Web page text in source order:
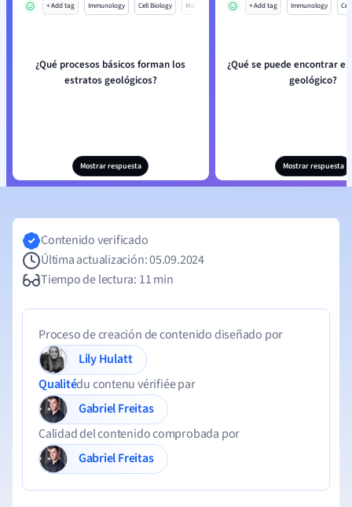
+ Add tag Immunology Cell Biology Mo
¿Qué procesos básicos forman los
estratos geológicos?
Mostrar respuesta
+ Add tag Immunology
¿Qué se puede encontrar
geológico?
Mostrar respuesta
Contenido verificado
Última actualización: 05.09.2024
Tiempo de lectura: 11 min
Proceso de creación de contenido diseñado por
Lily Hulatt
Qualitédu contenu vérifiée par
Gabriel Freitas
Calidad del contenido comprobada por
Gabriel Freitas